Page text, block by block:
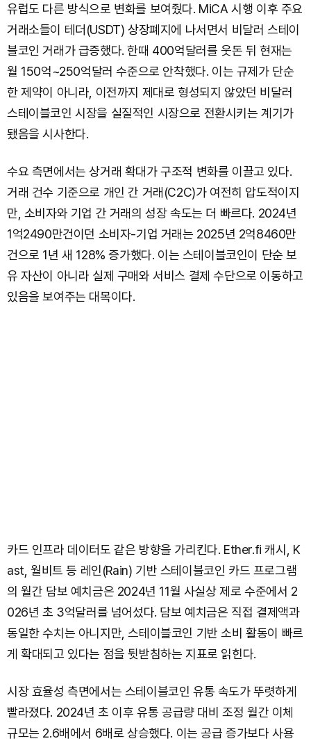
유럽도 다른 방식으로 변화를 보여줬다. MiCA 시행 이후 주요
거래소들이 테더(USDT) 상장폐지에 나서면서 비달러 스테이
블코인 거래가 급증했다. 한때 400억달러를 웃돈 뒤 현재는
월 150억~250억달러 수준으로 안착했다. 이는 규제가 단순
한 제약이 아니라, 이전까지 제대로 형성되지 않았던 비달러
스테이블코인 시장을 실질적인 시장으로 전환시키는 계기가
됐음을 시사한다.
수요 측면에서는 상거래 확대가 구조적 변화를 이끌고 있다.
거래 건수 기준으로 개인 간 거래(C2C)가 여전히 압도적이지
만, 소비자와 기업 간 거래의 성장 속도는 더 빠르다. 2024년
1억2490만건이던 소비자-기업 거래는 2025년 2억8460만
건으로 1년 새 128% 증가했다. 이는 스테이블코인이 단순 보
유 자산이 아니라 실제 구매와 서비스 결제 수단으로 이동하고
있음을 보여주는 대목이다.
카드 인프라 데이터도 같은 방향을 가리킨다. Ether.fi 캐시, K
ast, 월비트 등 레인(Rain) 기반 스테이블코인 카드 프로그램
의 월간 담보 예치금은 2024년 11월 사실상 제로 수준에서 2
026년 초 3억달러를 넘어섰다. 담보 예치금은 직접 결제액과
동일한 수치는 아니지만, 스테이블코인 기반 소비 활동이 빠르
게 확대되고 있다는 점을 뒷받침하는 지표로 읽힌다.
시장 효율성 측면에서는 스테이블코인 유통 속도가 뚜렷하게
빨라졌다. 2024년 초 이후 유통 공급량 대비 조정 월간 이체
규모는 2.6배에서 6배로 상승했다. 이는 공급 증가보다 사용